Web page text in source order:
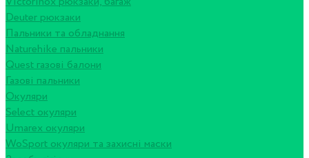
Deuter рюкзаки
Пальники та обладнання
Naturehike пальники
Quest газові балони
Газові пальники
Окуляри
Select окуляри
Umarex окуляри
WoSport окуляри та захисні маски